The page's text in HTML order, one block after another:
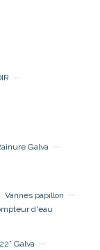
Galva
Vannes papillon
d'eau
Galva